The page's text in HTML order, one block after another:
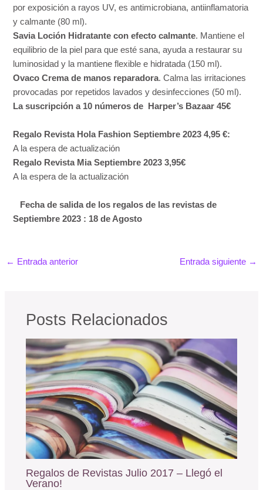
por exposición a rayos UV, es antimicrobiana, antiinflamatoria
y calmante (80 ml).
Savia Loción Hidratante con efecto calmante. Mantiene el
equilibrio de la piel para que esté sana, ayuda a restaurar su
luminosidad y la mantiene flexible e hidratada (150 ml).
Ovaco Crema de manos reparadora. Calma las irritaciones
provocadas por repetidos lavados y desinfecciones (50 ml).
La suscripción a 10 números de Harper’s Bazaar 45€
Regalo Revista Hola Fashion Septiembre 2023 4,95 €:
A la espera de actualización
Regalo Revista Mia Septiembre 2023 3,95€
A la espera de la actualización
Fecha de salida de los regalos de las revistas de
Septiembre 2023 : 18 de Agosto
← Entrada anterior Entrada siguiente →
Posts Relacionados
Regalos de Revistas Julio 2017 – Llegó el
Verano!